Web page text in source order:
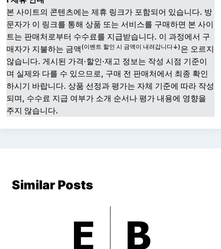
본 사이트의 콘텐츠에는 제휴 링크가 포함되어 있습니다. 방
문자가 이 링크를 통해 상품 또는 서비스를 구매하면 본 사이
트는 판매처로부터 수수료를 지급받습니다. 이 과정에서 구
매자가 지불하는 금액 (이벤트 할인 시 금액이 내려갑니다↓)은 오르지
않습니다. 게시된 가격·할인·재고 정보는 작성 시점 기준이
며 실제와 다를 수 있으므로, 구매 전 판매처에서 최종 확인
하시기 바랍니다. 상품 선정과 평가는 자체 기준에 따라 작성
되며, 수수료 지급 여부가 소개 순서나 평가 내용에 영향을
주지 않습니다.
Similar Posts